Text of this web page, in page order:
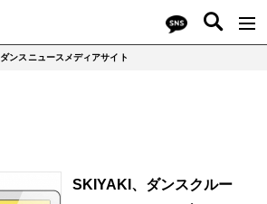
ダンスニュースメディアサイト
SKIYAKI、ダンスクルー